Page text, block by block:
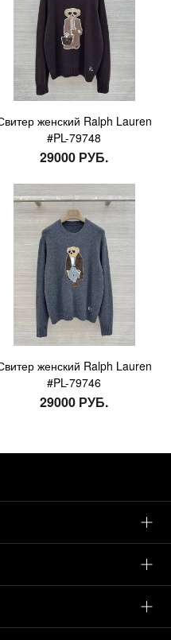
женский Ralph Lauren
#PL-79748
29000 РУБ.
женский Ralph Lauren
#PL-79746
29000 РУБ.